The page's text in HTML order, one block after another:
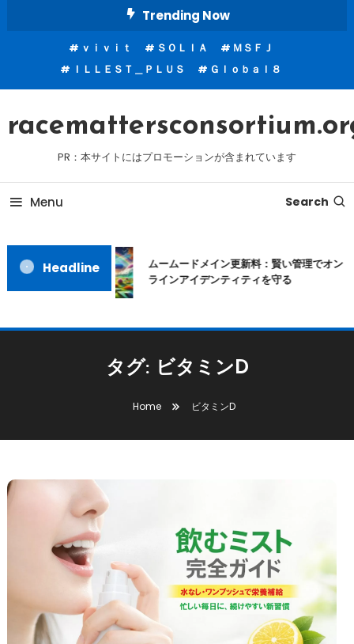
Trending Now
ｖｉｖｉｔ ＳＯＬＩＡ
ＭＳＦＪ
ＩＬＬＥＳＴ＿ＰＬＵＳ
Ｇｌｏｂａｌ８
PR：本サイトにはプロモーションが含まれています
Menu Search
Headline
ムームードメイン更新料：賢い管理でオン
ラインアイデンティティを守る
タグ: ビタミンD
Home ビタミンD